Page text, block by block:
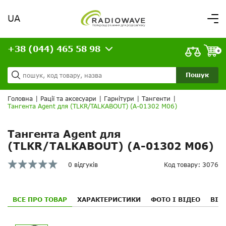
Вітаємо,
увійдіть в особистий кабінет
Доставка та оплата
Кредит
Статті
Контакти
ВАШЕ ЗАМОВЛЕННЯ
UA
Пошук
+38 (044) 465 58 98 0
Головна Рації та аксесуари Гарнітури Тангенти
Тангента Agent для (TLKR/TALKABOUT) (A-01302 M06)
Тангента Agent для
(TLKR/TALKABOUT) (A-01302 M06)
0 відгуків Код товару: 3076
ВСЕ ПРО ТОВАР ХАРАКТЕРИСТИКИ ФОТО І ВІДЕО